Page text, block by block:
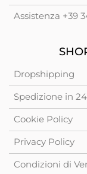
Assistenza +39
Dropshipping
Spedizione in
Cookie Policy
Privacy Policy
Condizioni di